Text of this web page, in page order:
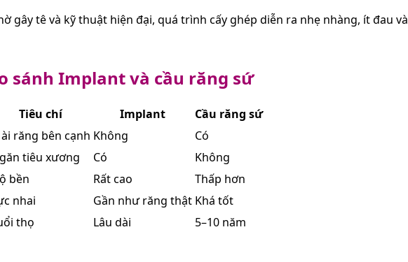
gây tê và kỹ thuật hiện đại, quá trình cấy ghép diễn ra nhẹ nhàng, ít đau
sánh Implant và cầu răng sứ
Tiêu chí Implant
Cầu răng sứ
răng bên cạnh Không
Có
tiêu xương
Có
Không
bền
Rất cao
Thấp hơn
nhai
Gần như răng thật Khá tốt
thọ
Lâu dài 5–10 năm